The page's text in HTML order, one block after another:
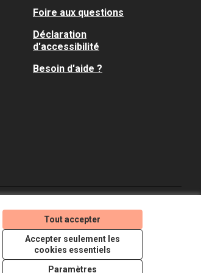
Tout accepter
Accepter seulement les
cookies essentiels
Paramètres
Foire aux questions
Déclaration
d'accessibilité
Besoin d'aide ?
(Lien externe)
(Lien externe)
(Lien externe)
Licence Creative
(Lien externe)